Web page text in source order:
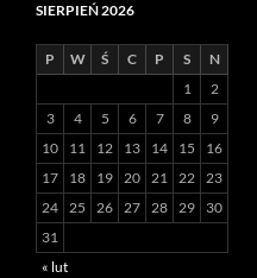
SIERPIEŃ 2026
P W Ś C P S
N
1
2
3
4 5 6 7 8
9
10
11 12 13 14 15
16
17
18 19 20 21 22 23
24 25 26 27 28 29
30
31
« lut